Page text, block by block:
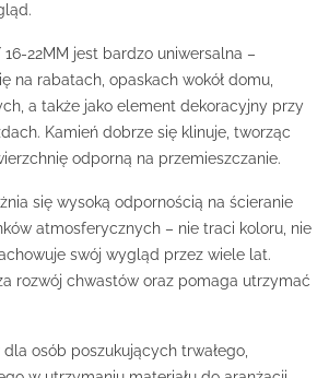
16-22MM jest bardzo uniwersalna –
na rabatach, opaskach wokół domu,
a także jako element dekoracyjny przy
Kamień dobrze się klinuje, tworząc
odporną na przemieszczanie.
się wysoką odpornością na ścieranie
atmosferycznych – nie traci koloru, nie
swój wygląd przez wiele lat.
rozwój chwastów oraz pomaga utrzymać
osób poszukujących trwałego,